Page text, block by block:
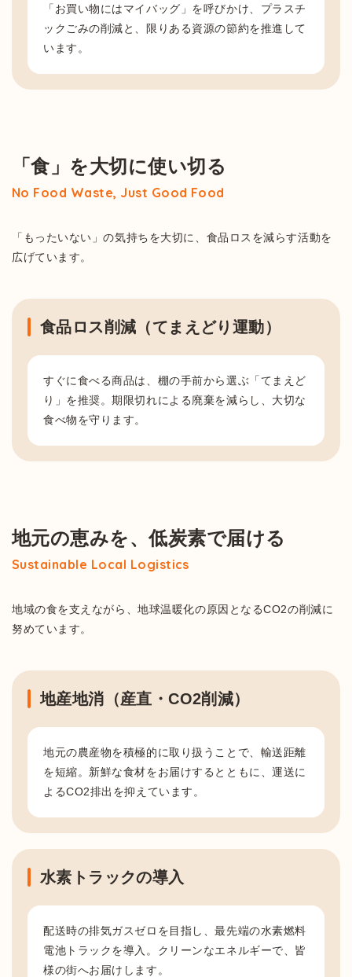
「お買い物にはマイバッグ」を呼びかけ、プラスチ
ックごみの削減と、限りある資源の節約を推進して
います。
「食」を大切に使い切る
No Food Waste, Just Good Food
「もったいない」の気持ちを大切に、食品ロスを減らす活動を
広げています。
食品ロス削減（てまえどり運動）
すぐに食べる商品は、棚の手前から選ぶ「てまえど
り」を推奨。期限切れによる廃棄を減らし、大切な
食べ物を守ります。
地元の恵みを、低炭素で届ける
Sustainable Local Logistics
地域の食を支えながら、地球温暖化の原因となるCO2の削減に
努めています。
地産地消（産直・CO2削減）
地元の農産物を積極的に取り扱うことで、輸送距離
を短縮。新鮮な食材をお届けするとともに、運送に
よるCO2排出を抑えています。
水素トラックの導入
配送時の排気ガスゼロを目指し、最先端の水素燃料
電池トラックを導入。クリーンなエネルギーで、皆
様の街へお届けします。